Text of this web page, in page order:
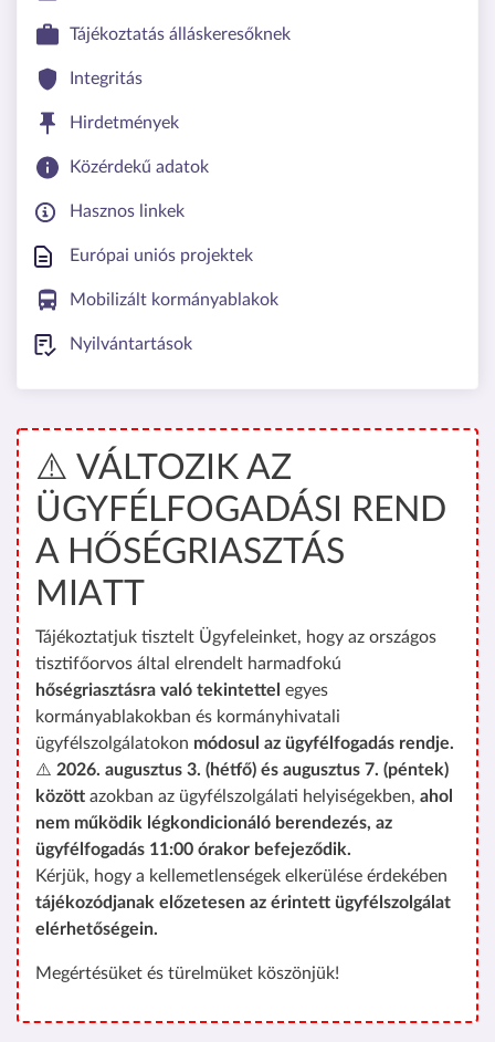
Tájékoztatás álláskeresőknek
Integritás
Hirdetmények
Közérdekű adatok
Hasznos linkek
Európai uniós projektek
Mobilizált kormányablakok
Nyilvántartások
⚠️ VÁLTOZIK AZ
ÜGYFÉLFOGADÁSI REND
A HŐSÉGRIASZTÁS
MIATT
Tájékoztatjuk tisztelt Ügyfeleinket, hogy az országos
tisztifőorvos által elrendelt harmadfokú
hőségriasztásra való tekintettel egyes
kormányablakokban és kormányhivatali
ügyfélszolgálatokon módosul az ügyfélfogadás rendje.
⚠️ 2026. augusztus 3. (hétfő) és augusztus 7. (péntek)
között azokban az ügyfélszolgálati helyiségekben, ahol
nem működik légkondicionáló berendezés, az
ügyfélfogadás 11:00 órakor befejeződik.
Kérjük, hogy a kellemetlenségek elkerülése érdekében
tájékozódjanak előzetesen az érintett ügyfélszolgálat
elérhetőségein.
Megértésüket és türelmüket köszönjük!